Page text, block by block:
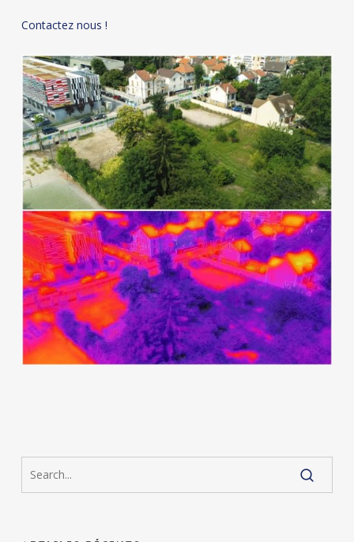
Contactez nous !